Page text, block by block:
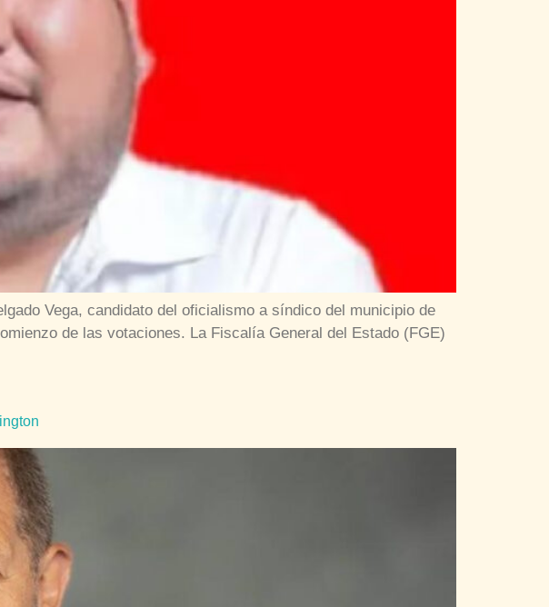
Vega, candidato del oficialismo a síndico del municipio de
de las votaciones. La Fiscalía General del Estado (FGE)